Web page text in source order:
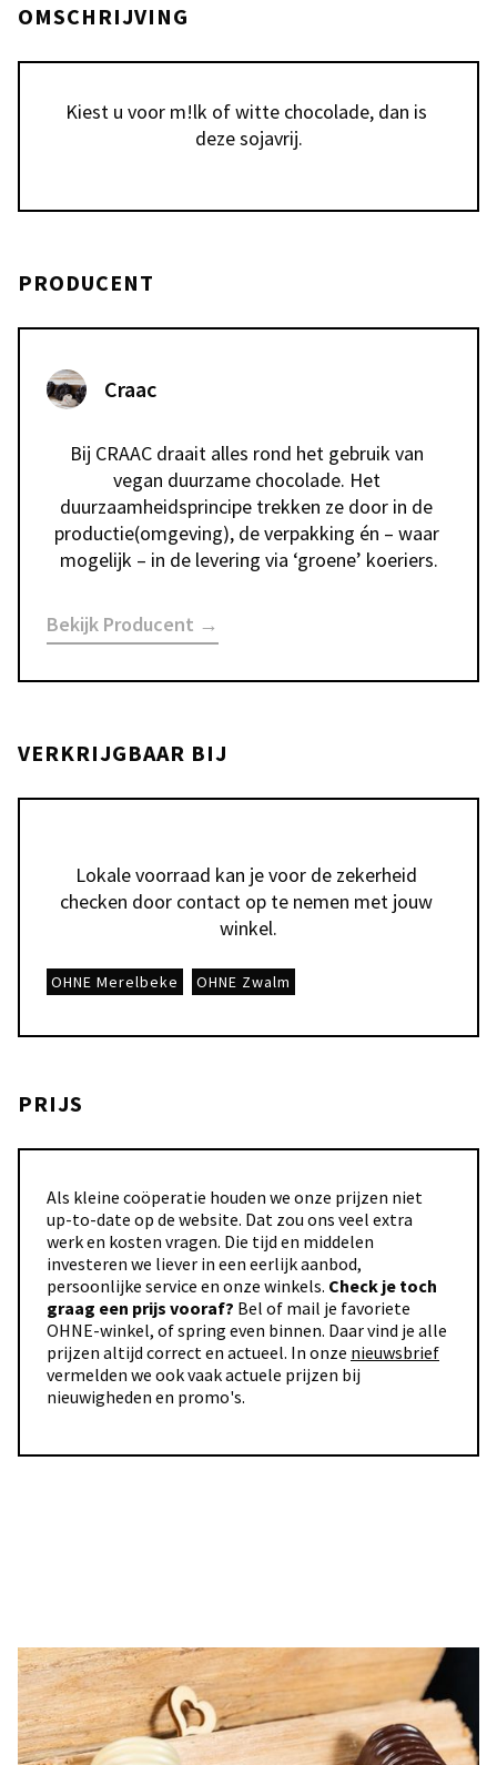
OMSCHRIJVING
Kiest u voor m!lk of witte chocolade, dan is
deze sojavrij.
PRODUCENT
Craac
Bij CRAAC draait alles rond het gebruik van
vegan duurzame chocolade. Het
duurzaamheidsprincipe trekken ze door in de
productie(omgeving), de verpakking én – waar
mogelijk – in de levering via ‘groene’ koeriers.
Bekijk Producent →
VERKRIJGBAAR BIJ
Lokale voorraad kan je voor de zekerheid
checken door contact op te nemen met jouw
winkel.
OHNE Merelbeke OHNE Zwalm
PRIJS
Als kleine coöperatie houden we onze prijzen niet
up-to-date op de website. Dat zou ons veel extra
werk en kosten vragen. Die tijd en middelen
investeren we liever in een eerlijk aanbod,
persoonlijke service en onze winkels. Check je toch
graag een prijs vooraf? Bel of mail je favoriete
OHNE-winkel, of spring even binnen. Daar vind je alle
prijzen altijd correct en actueel. In onze nieuwsbrief
vermelden we ook vaak actuele prijzen bij
nieuwigheden en promo's.